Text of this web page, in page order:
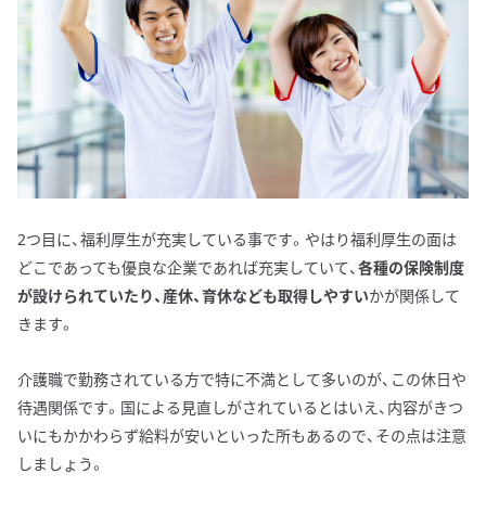
2つ目に、福利厚生が充実している事です。やはり福利厚生の面は
どこであっても優良な企業であれば充実していて、各種の保険制度
が設けられていたり、産休、育休なども取得しやすいかが関係して
きます。
介護職で勤務されている方で特に不満として多いのが、この休日や
待遇関係です。国による見直しがされているとはいえ、内容がきつ
いにもかかわらず給料が安いといった所もあるので、その点は注意
しましょう。